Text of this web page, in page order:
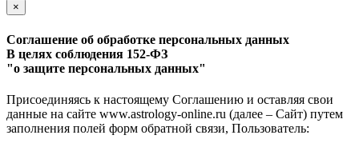
×
Соглашение об обработке персональных данных
В целях соблюдения 152-ФЗ
"о защите персональных данных"
Присоединяясь к настоящему Соглашению и оставляя свои
данные на сайте www.astrology-online.ru (далее – Сайт) путем
заполнения полей форм обратной связи, Пользователь: